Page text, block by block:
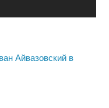
Айвазовский в